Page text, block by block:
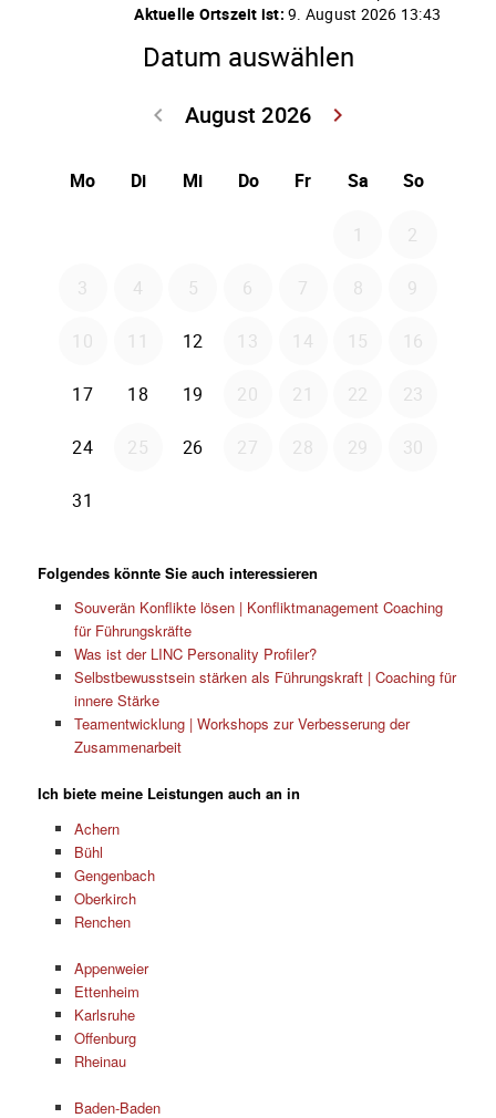
Folgendes könnte Sie auch interessieren
Souverän Konflikte lösen | Konfliktmanagement Coaching
für Führungskräfte
Was ist der LINC Personality Profiler?
Selbstbewusstsein stärken als Führungskraft | Coaching für
innere Stärke
Teamentwicklung | Workshops zur Verbesserung der
Zusammenarbeit
Ich biete meine Leistungen auch an in
Achern
Bühl
Gengenbach
Oberkirch
Renchen
Appenweier
Ettenheim
Karlsruhe
Offenburg
Rheinau
Baden-Baden